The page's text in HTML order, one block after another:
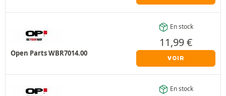
Open Parts WBR7014.00
En stock
11,99€
VOIR
En stock